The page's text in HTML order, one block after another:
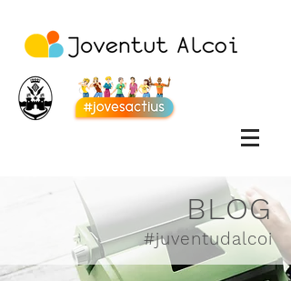
BLOG
#juventudalcoi